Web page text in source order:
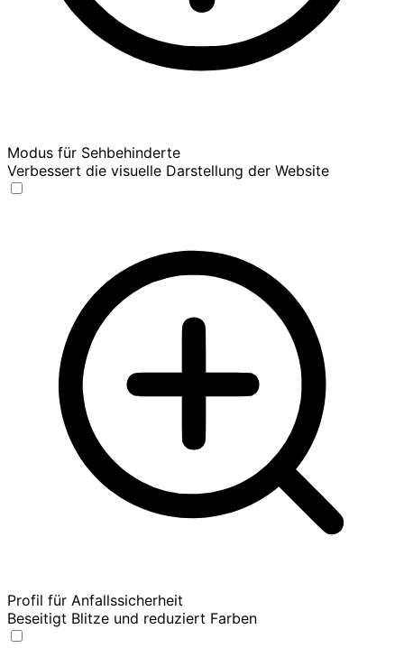
Modus für Sehbehinderte
Verbessert die visuelle Darstellung der Website
Profil für Anfallssicherheit
Beseitigt Blitze und reduziert Farben